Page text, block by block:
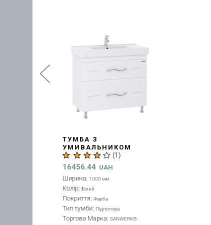
ТУМБА З
УМИВАЛЬНИКОМ "ЕРА
САВА" 100 СМ, БІЛА
(MV0000908)
18338.46 UAH
Ширина:1000 мм
Торгова Марка:
Колір:Білий
Покриття:Фарба
Тип тумби:Підлогова